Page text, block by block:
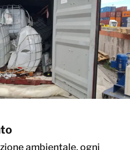
ambientale, ogni